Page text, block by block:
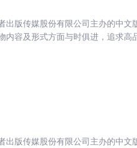
出版传媒股份有限公司主办的中文
内容及形式方面与时俱进，追求高
的影响力与历久弥新的力量！
出版传媒股份有限公司主办的中文